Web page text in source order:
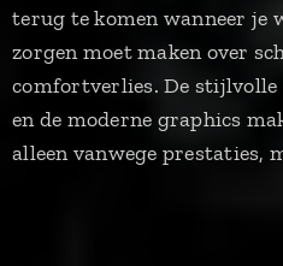
terug te komen wanneer
zorgen moet maken over
comfortverlies. De stijlvolle
en de moderne graphics
alleen vanwege prestaties,